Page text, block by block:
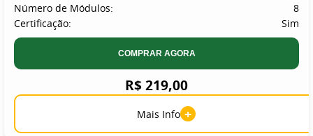
Número de Módulos:
8
Certificação:
Sim
COMPRAR AGORA
R$ 219,00
Mais Info +